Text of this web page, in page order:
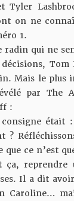
Tyler
on ne
1.
radin qui ne
Tom
Mais le plus
parThe
:
était :
?
que ce n’est
ça,
Il a dit
Caroline…